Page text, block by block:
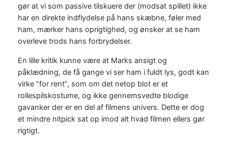
gør at vi som passive tilskuere der (modsat spillet) ikke
har en direkte indflydelse på hans skæbne, føler med
ham, mærker hans oprigtighed, og ønsker at se ham
overleve trods hans forbrydelser.
En lille kritik kunne være at Marks ansigt og
påklædning, de få gange vi ser ham i fuldt lys, godt kan
virke ”for rent”, som om det netop blot er et
rollespilskostume, og ikke gennemsvedte blodige
gavanker der er en del af filmens univers. Dette er dog
et mindre nitpick sat op imod alt hvad filmen ellers gør
rigtigt.